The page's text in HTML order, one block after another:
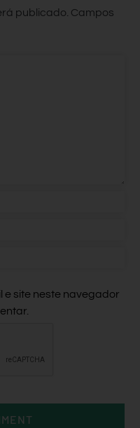
publicado. Campos
e site neste navegador